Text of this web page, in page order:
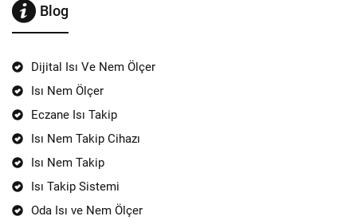
Blog
Dijital Isı Ve Nem Ölçer
Isı Nem Ölçer
Eczane Isı Takip
Isı Nem Takip Cihazı
Isı Nem Takip
Isı Takip Sistemi
Oda Isı ve Nem Ölçer